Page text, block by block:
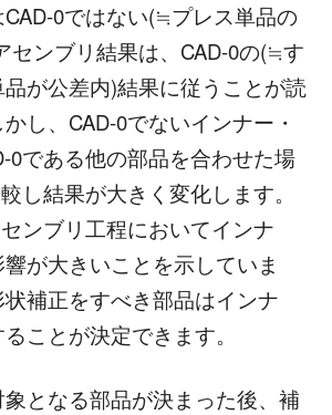
0ではない(≒プレス単品の
センブリ結果は、CAD-0の(≒す
が公差内)結果に従うことが読
し、CAD-0でないインナー・
0である他の部品を合わせた場
し結果が大きく変化します。
ンブリ工程においてインナ
が大きいことを示していま
補正をすべき部品はインナ
ことが決定できます。
となる部品が決まった後、補